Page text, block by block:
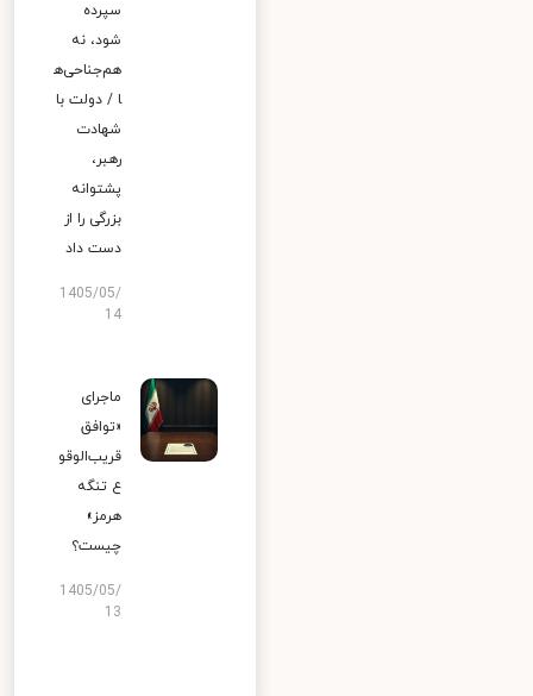
سپرده
شود، نه
هم‌جناحی‌ه
ا / دولت با
شهادت
رهبر،
پشتوانه
بزرگی را از
دست داد
1405/05/
14
ماجرای
«توافق
قریب‌الوقو
ع تنگه
هرمز»
چیست؟
1405/05/
13